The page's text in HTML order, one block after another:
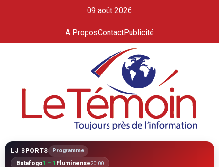
09 août 2026
A ProposContactPublicité
LJ SPORTS Programme
Botafogo1 – 1 Fluminense20:00